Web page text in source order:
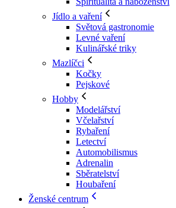
Jídlo a vaření
Světová gastronomie
Levné vaření
Kulinářské triky
Mazlíčci
Kočky
Pejskové
Hobby
Modelářství
Včelařství
Rybaření
Letectví
Automobilismus
Adrenalin
Sběratelství
Houbaření
Ženské centrum